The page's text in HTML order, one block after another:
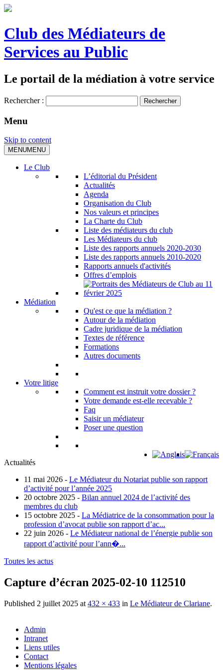
Club des Médiateurs de
Services au Public
Le portail de la médiation à votre service
Rechercher :
Menu
Skip to content
MENUMENU
Le Club
L’éditorial du Président
Actualités
Agenda
Organisation du Club
Nos valeurs et principes
La Charte du Club
Liste des médiateurs du club
Les Médiateurs du club
Liste des rapports annuels 2020-2030
Liste des rapports annuels 2010-2020
Rapports annuels d'activités
Offres d’emplois
Médiation
Qu'est ce que la médiation ?
Autour de la médiation
Cadre juridique de la médiation
Textes de référence
Formations
Autres documents
Votre litige
Comment est instruit votre dossier ?
Votre demande est-elle recevable ?
Faq
Saisir un médiateur
Poser une question
Actualités
11 mai 2026 - Le Médiateur du Notariat publie son rapport
d’activité pour l’année 2025
20 octobre 2025 - Bilan annuel 2024 de l’activité des
membres du club
15 octobre 2025 - La Médiatrice de la consommation pour la
profession d’avocat publie son rapport d’ac...
22 juin 2026 - Le Médiateur national de l’énergie publie son
rapport d’activité pour l’ann�...
Toutes les actus
Capture d’écran 2025-02-10 112510
Published 2 juillet 2025 at 432 × 433 in Le Médiateur de Clariane.
Admin
Intranet
Liens utiles
Contact
Mentions légales